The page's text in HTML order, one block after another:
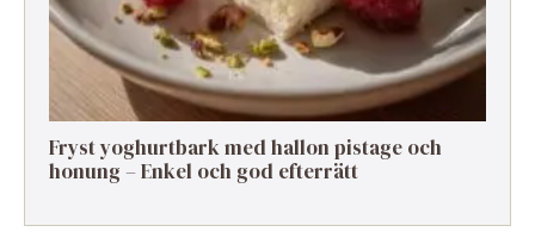
Fryst yoghurtbark med hallon pistage och
honung – Enkel och god efterrätt